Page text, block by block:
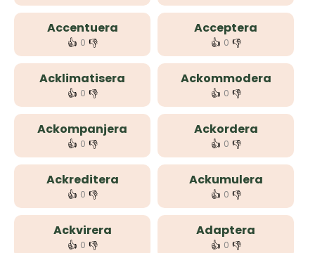
Accentuera
👍 0 👎
Acceptera
👍 0 👎
Acklimatisera
👍 0 👎
Ackommodera
👍 0 👎
Ackompanjera
👍 0 👎
Ackordera
👍 0 👎
Ackreditera
👍 0 👎
Ackumulera
👍 0 👎
Ackvirera
👍 0 👎
Adaptera
👍 0 👎